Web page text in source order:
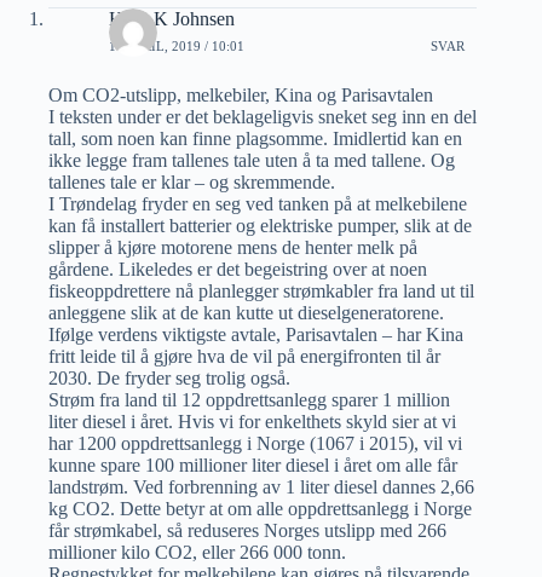
Hans K Johnsen
16 APRIL, 2019 / 10:01 SVAR
Om CO2-utslipp, melkebiler, Kina og Parisavtalen
I teksten under er det beklageligvis sneket seg inn en del
tall, som noen kan finne plagsomme. Imidlertid kan en
ikke legge fram tallenes tale uten å ta med tallene. Og
tallenes tale er klar – og skremmende.
I Trøndelag fryder en seg ved tanken på at melkebilene
kan få installert batterier og elektriske pumper, slik at de
slipper å kjøre motorene mens de henter melk på
gårdene. Likeledes er det begeistring over at noen
fiskeoppdrettere nå planlegger strømkabler fra land ut til
anleggene slik at de kan kutte ut dieselgeneratorene.
Ifølge verdens viktigste avtale, Parisavtalen – har Kina
fritt leide til å gjøre hva de vil på energifronten til år
2030. De fryder seg trolig også.
Strøm fra land til 12 oppdrettsanlegg sparer 1 million
liter diesel i året. Hvis vi for enkelthets skyld sier at vi
har 1200 oppdrettsanlegg i Norge (1067 i 2015), vil vi
kunne spare 100 millioner liter diesel i året om alle får
landstrøm. Ved forbrenning av 1 liter diesel dannes 2,66
kg CO2. Dette betyr at om alle oppdrettsanlegg i Norge
får strømkabel, så reduseres Norges utslipp med 266
millioner kilo CO2, eller 266 000 tonn.